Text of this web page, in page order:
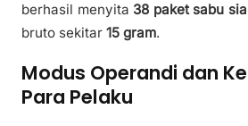
berhasil menyita 38 paket sabu
bruto sekitar 15 gram.
Modus Operandi dan
Para Pelaku